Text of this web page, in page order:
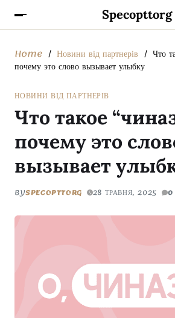
Specopttorg
Home Новини від партнерів Что
почему это слово вызывает улыбку
НОВИНИ ВІД ПАРТНЕРІВ
Что такое
почему это
вызывает
BYSPECOPTTORG 28 ТРАВНЯ, 2025 0